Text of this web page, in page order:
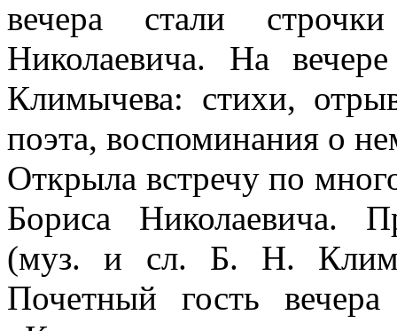
вечера стали
Николаевича. На
Климычева: стихи,
поэта, воспоминания о
Открыла встречу по
Бориса Николаевича.
(муз. и сл. Б. Н.
Почетный гость